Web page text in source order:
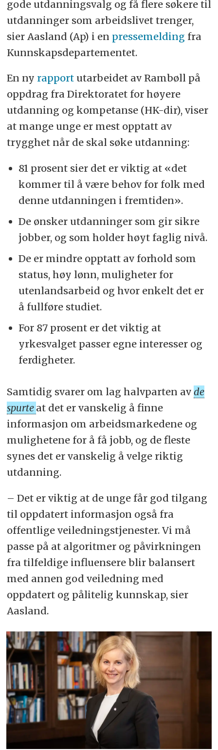
gode utdanningsvalg og få flere søkere til
utdanninger som arbeidslivet trenger,
sier Aasland (Ap) i en pressemelding fra
Kunnskapsdepartementet.
En ny rapportutarbeidet av Rambøll på
oppdrag fra Direktoratet for høyere
utdanning og kompetanse (HK-dir), viser
at mange unge er mest opptatt av
trygghet når de skal søke utdanning:
81 prosent sier det er viktig at «det
kommer til å være behov for folk med
denne utdanningen i fremtiden».
De ønsker utdanninger som gir sikre
jobber, og som holder høyt faglig nivå.
De er mindre opptatt av forhold som
status, høy lønn, muligheter for
utenlandsarbeid og hvor enkelt det er
å fullføre studiet.
For 87 prosent er det viktig at
yrkesvalget passer egne interesser og
ferdigheter.
Samtidig svarer om lag halvparten av de
spurte at det er vanskelig å finne
informasjon om arbeidsmarkedene og
mulighetene for å få jobb, og de fleste
synes det er vanskelig å velge riktig
utdanning.
– Det er viktig at de unge får god tilgang
til oppdatert informasjon også fra
offentlige veiledningstjenester. Vi må
passe på at algoritmer og påvirkningen
fra tilfeldige influensere blir balansert
med annen god veiledning med
oppdatert og pålitelig kunnskap, sier
Aasland.